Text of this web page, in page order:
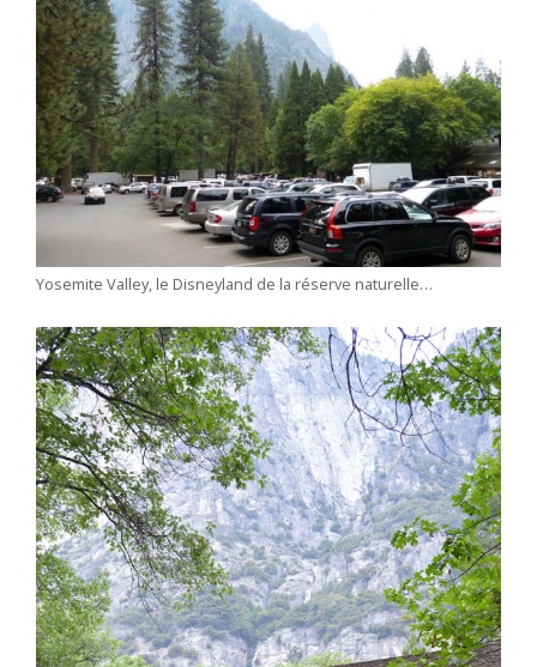
Yosemite Valley, le Disneyland de la réserve naturelle…